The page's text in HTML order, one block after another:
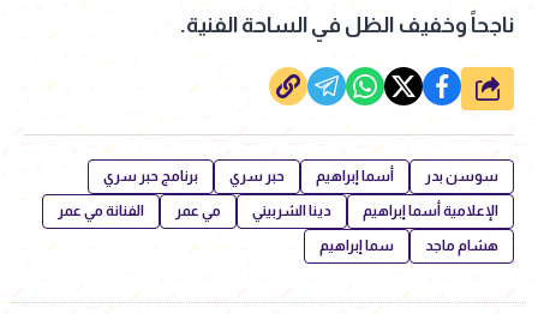
ناجحاً وخفيف الظل في الساحة الفنية.
شارك
سوسن بدر أسما إبراهيم حبر سري برنامج حبر سري
الإعلامية أسما إبراهيم دينا الشربيني مي عمر الفنانة مي عمر
هشام ماجد سما إبراهيم